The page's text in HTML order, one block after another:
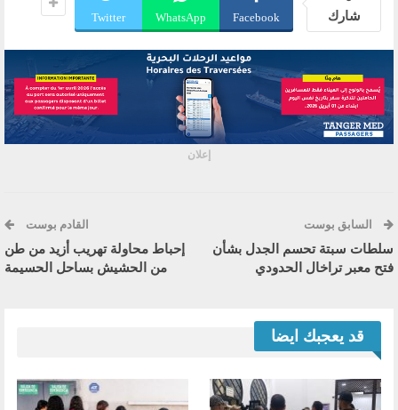
شارك Facebook
WhatsApp
Twitter
إعلان
السابق بوست
سلطات سبتة تحسم الجدل بشأن
فتح معبر تراخال الحدودي
القادم بوست
إحباط محاولة تهريب أزيد من طن
من الحشيش بساحل الحسيمة
قد يعجبك ايضا